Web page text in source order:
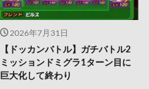
2026年7月31日
【ドッカンバトル】ガチバトル2
ミッションドミグラ1ターン目に
巨大化して終わり